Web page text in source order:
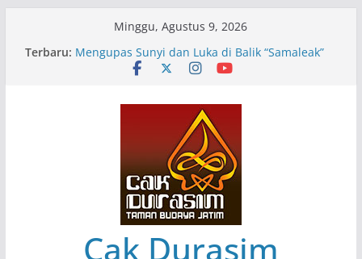
Minggu, Agustus 9, 2026
Terbaru: Pameran Lukisan Komunitas Patria Seni Rupa
Kota Blitar : Ketika “Bergerak” Menjadi Mantra
Mengupas Sunyi dan Luka di Balik “Samaleak”
Menjaga Marwah Seni dan Budaya: Catatan
Kunjungan Kerja Ir. Bambang Haryo Soekartono
(BHS) Anggota DPR RI ke Taman Budaya Jawa
Pameran Tunggal 35 Karya Agus Koecink
“Tumbang Tambang”, Ungkapan Kritis Tentang
Derita Pekerja Pertambangan
Cak Durasim